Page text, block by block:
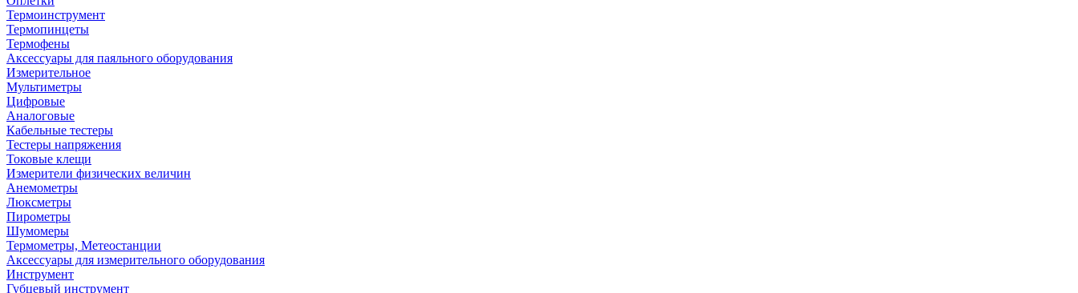
Термоинструмент
Термопинцеты
Термофены
Аксессуары для паяльного оборудования
Измерительное
Мультиметры
Цифровые
Аналоговые
Кабельные тестеры
Тестеры напряжения
Токовые клещи
Измерители физических величин
Анемометры
Люксметры
Пирометры
Шумомеры
Термометры, Метеостанции
Аксессуары для измерительного оборудования
Инструмент
Губцевый инструмент